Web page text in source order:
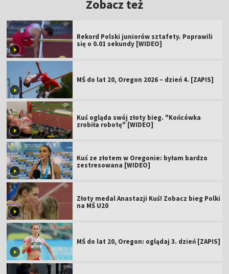
Zobacz też
Rekord Polski juniorów sztafety. Poprawili
się o 0.01 sekundy [WIDEO]
MŚ do lat 20, Oregon 2026 – dzień 4. [ZAPIS]
Kuś ogląda swój złoty bieg. "Końcówka
zrobiła robotę" [WIDEO]
Kuś ze złotem w Oregonie: byłam bardzo
zestresowana [WIDEO]
Złoty medal Anastazji Kuś! Zobacz bieg Polki
na MŚ U20
MŚ do lat 20, Oregon: oglądaj 3. dzień [ZAPIS]